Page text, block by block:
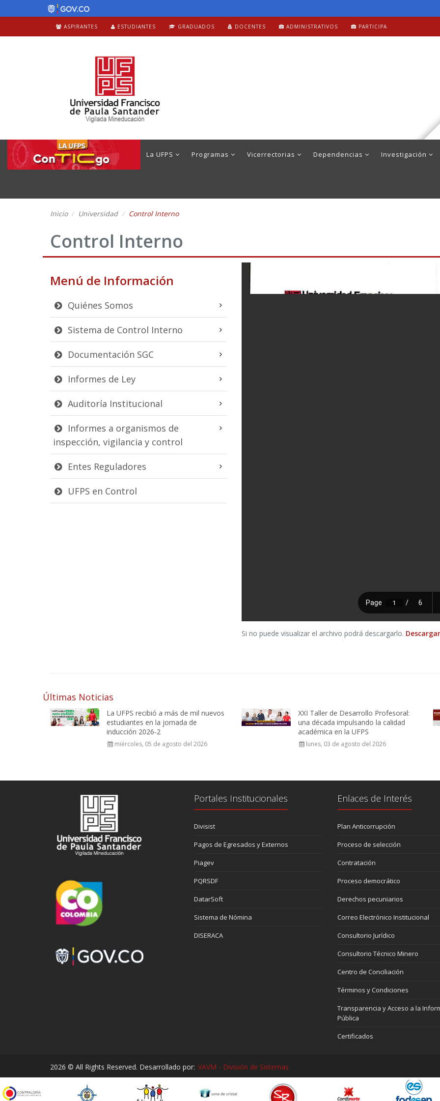
ASPIRANTES ESTUDIANTES GRADUADOS DOCENTES ADMINISTRATIVOS PARTICIPA
La UFPS Programas Vicerrectorias Dependencias Investigación
Inicio Universidad Control Interno
Control Interno
Menú de Información
Quiénes Somos
Sistema de Control Interno
Documentación SGC
Informes de Ley
Auditoría Institucional
Informes a organismos de
inspección, vigilancia y control
Entes Reguladores
UFPS en Control
Si no puede visualizar el archivo podrá descargarlo.
Últimas Noticias
La UFPS recibió a más de mil nuevos
estudiantes en la jornada de
inducción 2026-2
miércoles, 05 de agosto del 2026
XXI Taller de Desarrollo Profesoral:
una década impulsando la calidad
académica en la UFPS
lunes, 03 de agosto del 2026
Portales Institucionales
Divisist
Pagos de Egresados y Externos
Piagev
PQRSDF
DatarSoft
Sistema de Nómina
DISERACA
Enlaces de Interés
Plan Anticorrupción
Proceso de selección
Contratación
Proceso democrático
Derechos pecuniarios
Correo Electrónico Institucional
Consultorio Jurídico
Consultorio Técnico Minero
Centro de Conciliación
Términos y Condiciones
Transparencia y Acceso a la
Pública
Certificados
2026 © All Rights Reserved. Desarrollado por: VAVM - División de Sistemas